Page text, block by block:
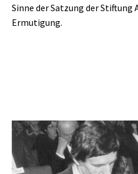
Sinne der Satzung der Stiftung
Ermutigung.